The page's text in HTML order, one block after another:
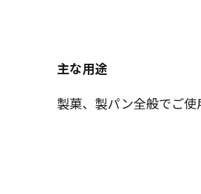
主な用途
製菓、製パン全般でご使